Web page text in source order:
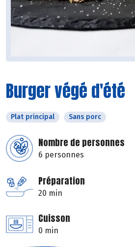
Burger végé d'été
Plat principal Sans porc
Nombre de personnes
6 personnes
Préparation
20 min
Cuisson
0 min